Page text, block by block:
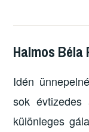
Halmos Béla
Idén
sok évtizedes
különleges